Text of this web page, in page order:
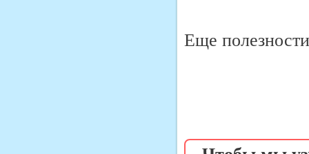
Еще